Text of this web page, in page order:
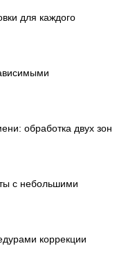
для каждого
обработка двух зон
с небольшими
коррекции